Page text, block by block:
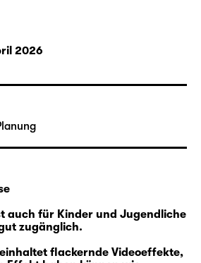
zu einzelnen Buchstaben
mussten, zu tun hat — das
Geschwister mit der Hilfe
neuen und doch
das sie auf eine
durch ganz Europa
bringt sie räumlich
2026
auch für Kinder und Jugendliche
zugänglich.
flackernde Videoeffekte,